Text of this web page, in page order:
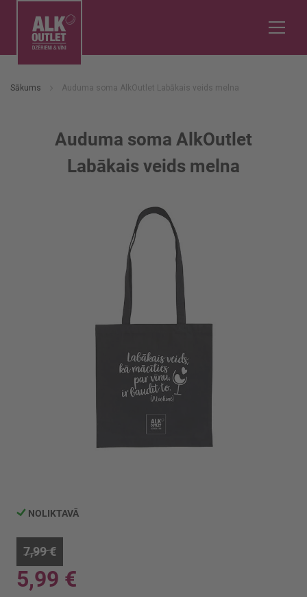
Sākums Auduma soma AlkOutlet Labākais veids melna
Auduma soma AlkOutlet
Labākais veids melna
sākumu
NOLIKTAVĀ
7,99 €
5,99 €